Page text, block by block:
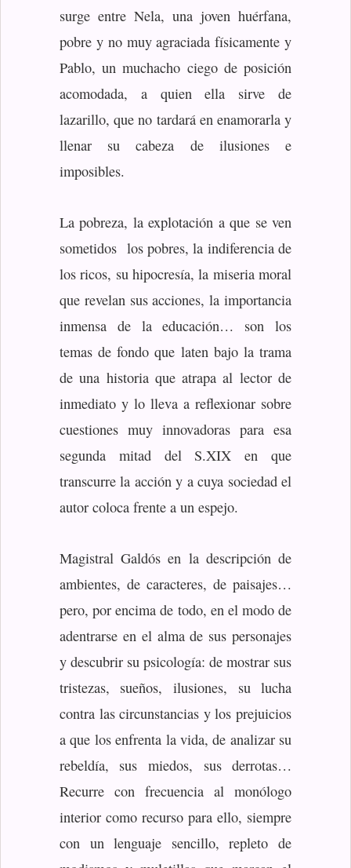
surge entre Nela, una joven huérfana,
pobre y no muy agraciada físicamente y
Pablo, un muchacho ciego de posición
acomodada, a quien ella sirve de
lazarillo, que no tardará en enamorarla y
llenar su cabeza de ilusiones e
imposibles.
La pobreza, la explotación a que se ven
sometidos los pobres, la indiferencia de
los ricos, su hipocresía, la miseria moral
que revelan sus acciones, la importancia
inmensa de la educación… son los
temas de fondo que laten bajo la trama
de una historia que atrapa al lector de
inmediato y lo lleva a reflexionar sobre
cuestiones muy innovadoras para esa
segunda mitad del S.XIX en que
transcurre la acción y a cuya sociedad el
autor coloca frente a un espejo.
Magistral Galdós en la descripción de
ambientes, de caracteres, de paisajes…
pero, por encima de todo, en el modo de
adentrarse en el alma de sus personajes
y descubrir su psicología: de mostrar sus
tristezas, sueños, ilusiones, su lucha
contra las circunstancias y los prejuicios
a que los enfrenta la vida, de analizar su
rebeldía, sus miedos, sus derrotas…
Recurre con frecuencia al monólogo
interior como recurso para ello, siempre
con un lenguaje sencillo, repleto de